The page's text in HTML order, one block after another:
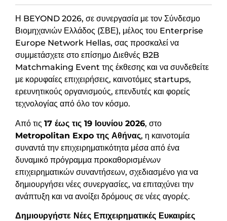
Η BEYOND 2026, σε συνεργασία με τον Σύνδεσμο
Βιομηχανιών Ελλάδος (ΣΒΕ), μέλος του Enterprise
Europe Network Hellas, σας προσκαλεί να
συμμετάσχετε στο επίσημο Διεθνές B2B
Matchmaking Event της έκθεσης και να συνδεθείτε
με κορυφαίες επιχειρήσεις, καινοτόμες startups,
ερευνητικούς οργανισμούς, επενδυτές και φορείς
τεχνολογίας από όλο τον κόσμο.
Από τις 17 έως τις 19 Ιουνίου 2026, στο
Metropolitan Expo της Αθήνας, η καινοτομία
συναντά την επιχειρηματικότητα μέσα από ένα
δυναμικό πρόγραμμα προκαθορισμένων
επιχειρηματικών συναντήσεων, σχεδιασμένο για να
δημιουργήσει νέες συνεργασίες, να επιταχύνει την
ανάπτυξη και να ανοίξει δρόμους σε νέες αγορές.
Δημιουργήστε Νέες Επιχειρηματικές Ευκαιρίες